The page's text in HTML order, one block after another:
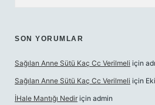
SON YORUMLAR
Sağılan Anne Sütü Kaç Cc Verilmeli için
Sağılan Anne Sütü Kaç Cc Verilmeli için
İHale Mantığı Nedir için admin